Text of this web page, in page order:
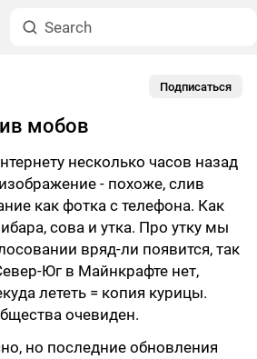
Подписаться
мобов
несколько часов назад
- похоже, слив
как фотка с телефона. Как
сова и утка. Про утку мы
вряд-ли появится, так
Юг в Майнкрафте нет,
лететь = копия курицы.
очевиден.
но последние обновления